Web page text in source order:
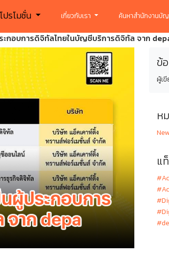
รโมชั่น เกี่ยวกับเรา ค้นหาสำนักงานบั
ะกอบการดิจิทัลไทยในบัญชีบริการดิจิทัล จาก
ข้
ผู้เ
ห
แ